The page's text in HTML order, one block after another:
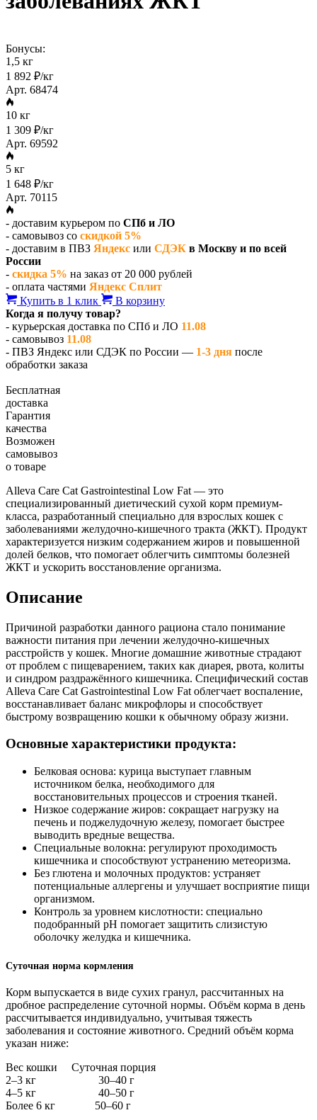
Бонусы:
1,5 кг
1 892 ₽/кг
Арт. 68474
10 кг
1 309 ₽/кг
Арт. 69592
5 кг
1 648 ₽/кг
Арт. 70115
- доставим курьером по СПб и ЛО
- самовывоз со скидкой 5%
- доставим в ПВЗ Яндекс или СДЭК в Москву и по всей
России
- скидка 5% на заказ от 20 000 рублей
- оплата частями Яндекс Сплит
Купить в 1 клик
В корзину
Когда я получу товар?
- курьерская доставка по СПб и ЛО 11.08
- самовывоз 11.08
- ПВЗ Яндекс или СДЭК по России — 1-3 дня после
обработки заказа
Бесплатная
доставка
Гарантия
качества
Возможен
самовывоз
о товаре
Alleva Care Cat Gastrointestinal Low Fat — это
специализированный диетический сухой корм премиум-
класса, разработанный специально для взрослых кошек с
заболеваниями желудочно-кишечного тракта (ЖКТ). Продукт
характеризуется низким содержанием жиров и повышенной
долей белков, что помогает облегчить симптомы болезней
ЖКТ и ускорить восстановление организма.
Описание
Причиной разработки данного рациона стало понимание
важности питания при лечении желудочно-кишечных
расстройств у кошек. Многие домашние животные страдают
от проблем с пищеварением, таких как диарея, рвота, колиты
и синдром раздражённого кишечника. Специфический состав
Alleva Care Cat Gastrointestinal Low Fat облегчает воспаление,
восстанавливает баланс микрофлоры и способствует
быстрому возвращению кошки к обычному образу жизни.
Основные характеристики продукта:
Белковая основа: курица выступает главным
источником белка, необходимого для
восстановительных процессов и строения тканей.
Низкое содержание жиров: сокращает нагрузку на
печень и поджелудочную железу, помогает быстрее
выводить вредные вещества.
Специальные волокна: регулируют проходимость
кишечника и способствуют устранению метеоризма.
Без глютена и молочных продуктов: устраняет
потенциальные аллергены и улучшает восприятие пищи
организмом.
Контроль за уровнем кислотности: специально
подобранный pH помогает защитить слизистую
оболочку желудка и кишечника.
Суточная норма кормления
Корм выпускается в виде сухих гранул, рассчитанных на
дробное распределение суточной нормы. Объём корма в день
рассчитывается индивидуально, учитывая тяжесть
заболевания и состояние животного. Средний объём корма
указан ниже:
Вес кошки Суточная порция
2–3 кг 30–40 г
4–5 кг 40–50 г
Более 6 кг 50–60 г